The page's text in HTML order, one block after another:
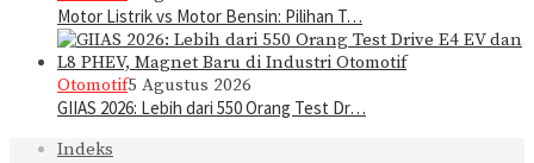
Motor Listrik vs Motor Bensin: Pilihan T…
Otomotif5 Agustus 2026
GIIAS 2026: Lebih dari 550 Orang Test Dr…
Indeks